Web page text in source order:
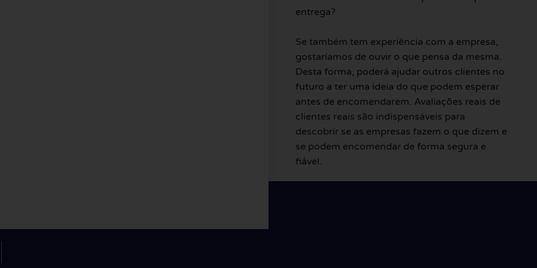
entrega?
Se também tem experiência com a empresa,
gostaríamos de ouvir o que pensa da mesma.
Desta forma, poderá ajudar outros clientes no
futuro a ter uma ideia do que podem esperar
antes de encomendarem. Avaliações reais de
clientes reais são indispensáveis para
descobrir se as empresas fazem o que dizem e
se podem encomendar de forma segura e
fiável.